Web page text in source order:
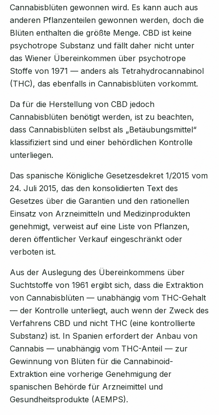
Cannabisblüten gewonnen wird. Es kann auch aus
anderen Pflanzenteilen gewonnen werden, doch die
Blüten enthalten die größte Menge. CBD ist keine
psychotrope Substanz und fällt daher nicht unter
das Wiener Übereinkommen über psychotrope
Stoffe von 1971 — anders als Tetrahydrocannabinol
(THC), das ebenfalls in Cannabisblüten vorkommt.
Da für die Herstellung von CBD jedoch
Cannabisblüten benötigt werden, ist zu beachten,
dass Cannabisblüten selbst als „Betäubungsmittel“
klassifiziert sind und einer behördlichen Kontrolle
unterliegen.
Das spanische Königliche Gesetzesdekret 1/2015 vom
24. Juli 2015, das den konsolidierten Text des
Gesetzes über die Garantien und den rationellen
Einsatz von Arzneimitteln und Medizinprodukten
genehmigt, verweist auf eine Liste von Pflanzen,
deren öffentlicher Verkauf eingeschränkt oder
verboten ist.
Aus der Auslegung des Übereinkommens über
Suchtstoffe von 1961 ergibt sich, dass die Extraktion
von Cannabisblüten — unabhängig vom THC-Gehalt
— der Kontrolle unterliegt, auch wenn der Zweck des
Verfahrens CBD und nicht THC (eine kontrollierte
Substanz) ist. In Spanien erfordert der Anbau von
Cannabis — unabhängig vom THC-Anteil — zur
Gewinnung von Blüten für die Cannabinoid-
Extraktion eine vorherige Genehmigung der
spanischen Behörde für Arzneimittel und
Gesundheitsprodukte (AEMPS).